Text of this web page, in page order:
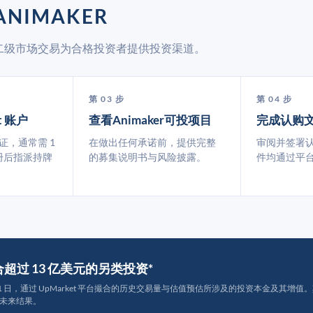
市场交易为合格投资者提供投资渠道。
账户
，通常需 1
后指派持牌
第 03 步
查看Animaker可投项目
在做出任何承诺前，提供完整
的募集说明书与风险披露。
第 04 步
完成认购
审阅并签署
件均通过平
过 13 亿美元的另类投资*
日，通过 UpMarket 平台撮合的历史交易量与估值预估所涉及的投资本金及其增值
来结果。